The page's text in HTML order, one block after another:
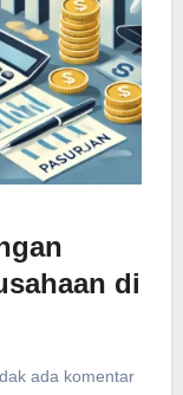
di
ada komentar